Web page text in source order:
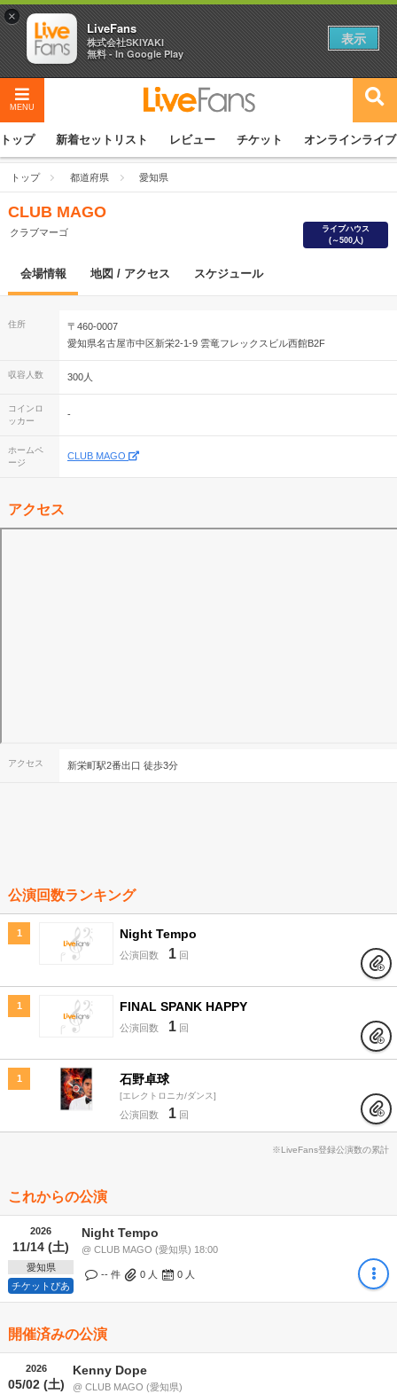
MENU
トップ 新着セットリスト レビュー チケット オンラインライブ
トップ 都道府県 愛知県
CLUB MAGO
クラブマーゴ
ライブハウス
(～500人)
会場情報 地図 / アクセス スケジュール
住所
〒460-0007
愛知県名古屋市中区新栄2-1-9 雲竜フレックスビル西館B2F
収容人数 300人
コインロ
ッカー
-
ホームペ
ージ
CLUB MAGO
アクセス
アクセス 新栄町駅2番出口 徒歩3分
公演回数ランキング
1 Night Tempo
公演回数 1 回
1 FINAL SPANK HAPPY
公演回数 1 回
1 石野卓球
エレクトロニカ/ダンス
公演回数 1 回
※LiveFans登録公演数の累計
これからの公演
2026
11/14 (土)
愛知県
チケットぴあ
Night Tempo
@ CLUB MAGO (愛知県) 18:00
-- 件 0 人 0 人
開催済みの公演
2026
05/02 (土)
Kenny Dope
@ CLUB MAGO (愛知県)
×
LiveFans
株式会社SKIYAKI
無料 - In Google Play
表示